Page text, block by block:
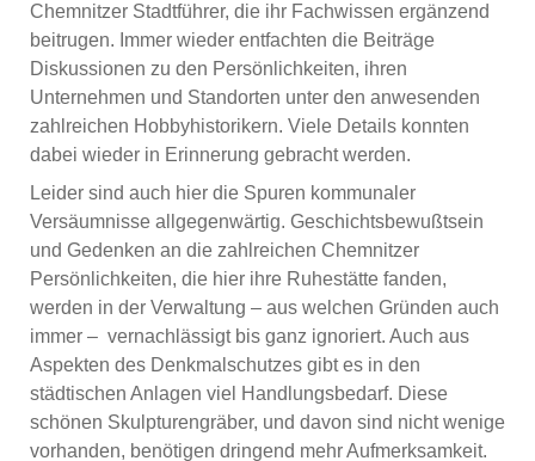
Chemnitzer Stadtführer, die ihr Fachwissen ergänzend
beitrugen. Immer wieder entfachten die Beiträge
Diskussionen zu den Persönlichkeiten, ihren
Unternehmen und Standorten unter den anwesenden
zahlreichen Hobbyhistorikern. Viele Details konnten
dabei wieder in Erinnerung gebracht werden.
Leider sind auch hier die Spuren kommunaler
Versäumnisse allgegenwärtig. Geschichtsbewußtsein
und Gedenken an die zahlreichen Chemnitzer
Persönlichkeiten, die hier ihre Ruhestätte fanden,
werden in der Verwaltung – aus welchen Gründen auch
immer – vernachlässigt bis ganz ignoriert. Auch aus
Aspekten des Denkmalschutzes gibt es in den
städtischen Anlagen viel Handlungsbedarf. Diese
schönen Skulpturengräber, und davon sind nicht wenige
vorhanden, benötigen dringend mehr Aufmerksamkeit.